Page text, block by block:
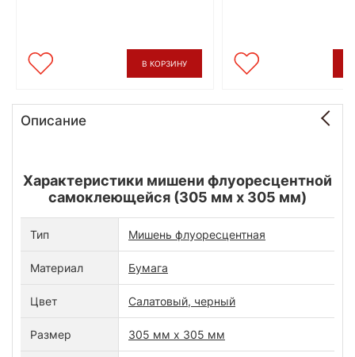
В КОРЗИНУ
Описание
Характеристики мишени флуоресцентной
самоклеющейся (305 мм х 305 мм)
Тип Мишень флуоресцентная
Материал Бумага
Цвет Салатовый, черный
Размер 305 мм х 305 мм